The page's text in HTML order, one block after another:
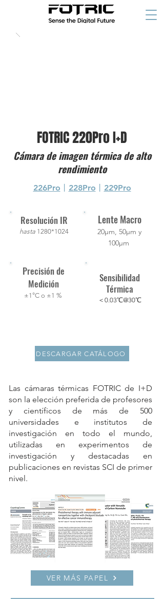
FOTRIC 220Pro I+D
Cámara de imagen térmica de alto
rendimiento
226Pro 228Pro 229Pro
Resolución IR
hasta 1280*1024
Lente Macro
20μm, 50μm y
100μm
Precisión de
Medición
±1°C o ±1 %
Sensibilidad
Térmica
＜0.03℃@30℃
DESCARGAR CATÁLOGO
Las cámaras térmicas FOTRIC de I+D
son la elección preferida de profesores
y científicos de más de 500
universidades e institutos de
investigación en todo el mundo,
utilizadas en experimentos de
investigación y destacadas en
publicaciones en revistas SCI de primer
nivel.
VER MÁS PAPEL